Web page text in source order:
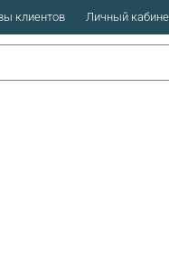
клиентов Личный